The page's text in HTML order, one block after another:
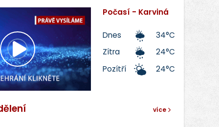
Přehrát
video
Počasí - Karviná
Dnes
34°C
Zítra
24°C
Pozítří
24°C
více